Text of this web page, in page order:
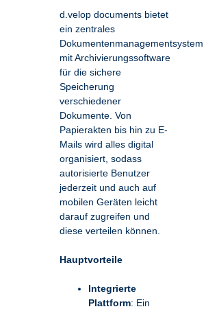
Optimierung von
Personalakten,
Dokumentenverteilung
und Workflows in der
Durch die Einführung
eines neuen DMS und
führender Systeme
haben wir für einen
Energieerzeuger
effiziente Prozesse und
Dokumentenverwaltung
d.velop documents bietet
ein zentrales
Dokumentenmanagementsystem
mit Archivierungssoftware
für die sichere
Speicherung
verschiedener
Dokumente. Von
Papierakten bis hin zu E-
Mails wird alles digital
organisiert, sodass
autorisierte Benutzer
jederzeit und auch auf
mobilen Geräten leicht
darauf zugreifen und
diese verteilen können.
Hauptvorteile
Integrierte
Plattform: Ein